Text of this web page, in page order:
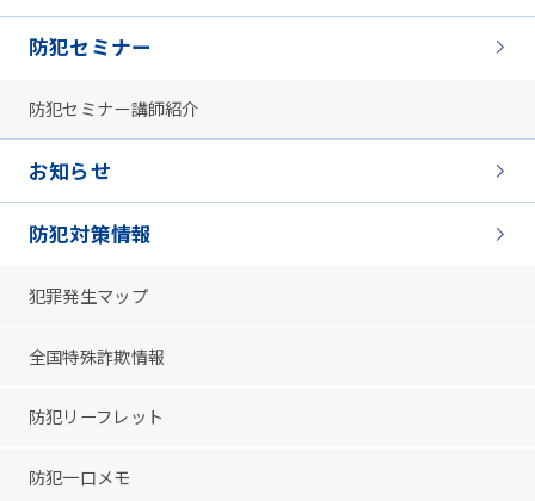
防犯セミナー
防犯セミナー講師紹介
お知らせ
防犯対策情報
犯罪発生マップ
全国特殊詐欺情報
防犯リーフレット
防犯一口メモ